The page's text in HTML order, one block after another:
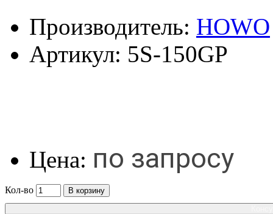
Производитель: HOWO
Артикул: 5S-150GP
Цена: по запросу
Кол-во
В корзину